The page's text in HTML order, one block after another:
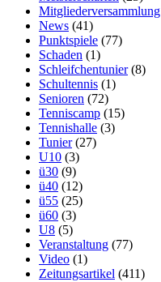
Mitgliederversammlung
News (41)
Punktspiele (77)
Schaden (1)
Schleifchentunier(8)
Schultennis (1)
Senioren (72)
Tenniscamp (15)
Tennishalle (3)
Tunier(27)
U10 (3)
ü30 (9)
ü40 (12)
ü55 (25)
ü60 (3)
U8 (5)
Veranstaltung (77)
Video (1)
Zeitungsartikel (411)